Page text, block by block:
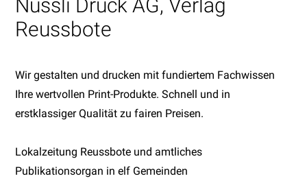
Nüssli Druck AG, Verlag
Reussbote
Wir gestalten und drucken mit fundiertem Fachwissen
Ihre wertvollen Print-Produkte. Schnell und in
erstklassiger Qualität zu fairen Preisen.
Lokalzeitung Reussbote und amtliches
Publikationsorgan in elf Gemeinden